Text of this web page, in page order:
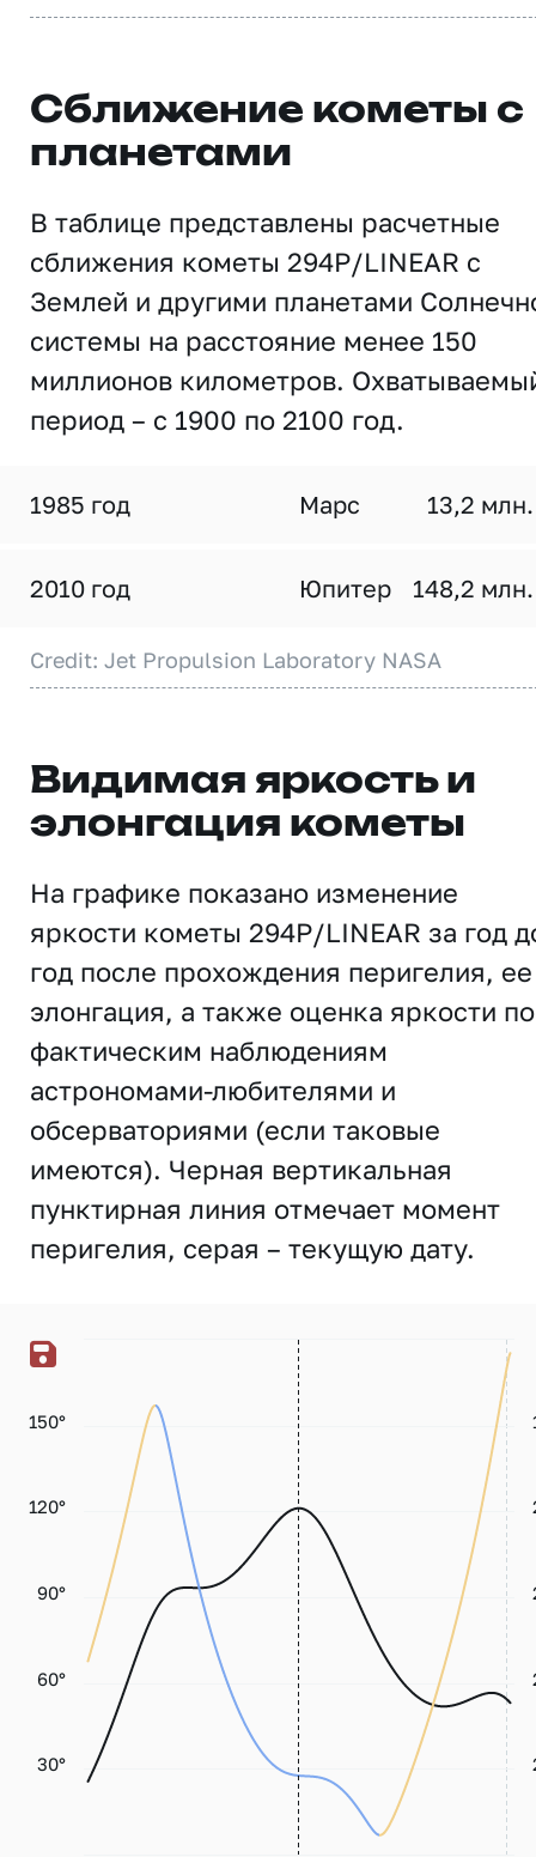
Сближение кометы с
планетами
В таблице представлены расчетные
сближения кометы 294P/LINEAR с
Землей и другими планетами
системы на расстояние менее 150
миллионов километров.
период – с 1900 по 2100 год.
1985 год Марс 13,2
2010 год Юпитер 148,2
Credit: Jet Propulsion Laboratory NASA
Видимая яркость и
элонгация кометы
На графике показано изменение
яркости кометы 294P/LINEAR за год
год после прохождения перигелия, ее
элонгация, а также оценка яркости по
фактическим наблюдениям
астрономами-любителями и
обсерваториями (если таковые
имеются). Черная вертикальная
пунктирная линия отмечает момент
перигелия, серая – текущую дату.
30°
60°
90°
120°
150°